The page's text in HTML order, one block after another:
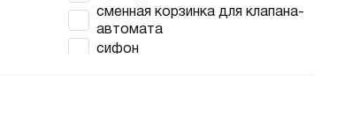
сменная корзинка для клапана-
автомата
сифон